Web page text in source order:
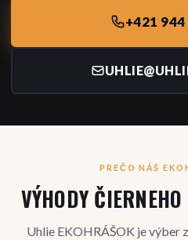
+421
PREČO NÁŠ
VÝHODY
Uhlie EKOHRÁŠOK je výber